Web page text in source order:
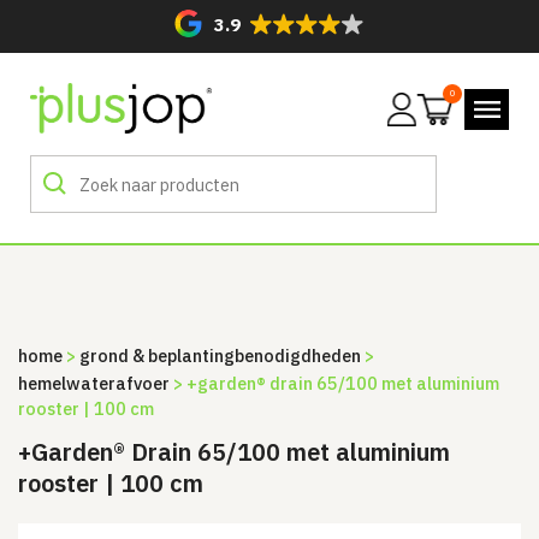
3.9
Mijn
0
home > grond & beplanting­benodigdheden >
hemelwaterafvoer > +garden® drain 65/100 met aluminium
rooster | 100 cm
+Garden® Drain 65/100 met aluminium
rooster | 100 cm